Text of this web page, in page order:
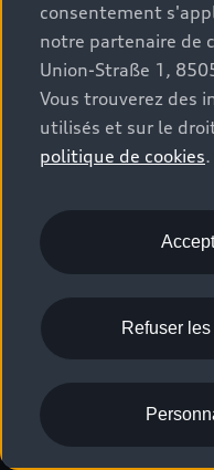
à partir de
Comparer
consentement
notre partenaire de
Union-Straße 1,
Vous trouverez des
utilisés et sur le
politique de cookies.
Refuser